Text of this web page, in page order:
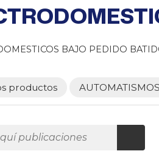
BAJO PEDIDO
productos AUTOMATISMOS